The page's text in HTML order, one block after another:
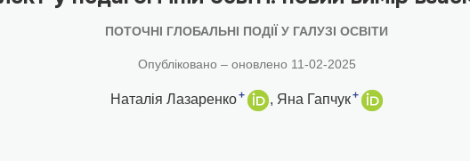
ПОТОЧНІ ГЛОБАЛЬНІ ПОДІЇ У ГАЛУЗІ ОСВІТИ
Опубліковано – оновлено 11-02-2025
Наталія Лазаренко+ Яна Гапчук+